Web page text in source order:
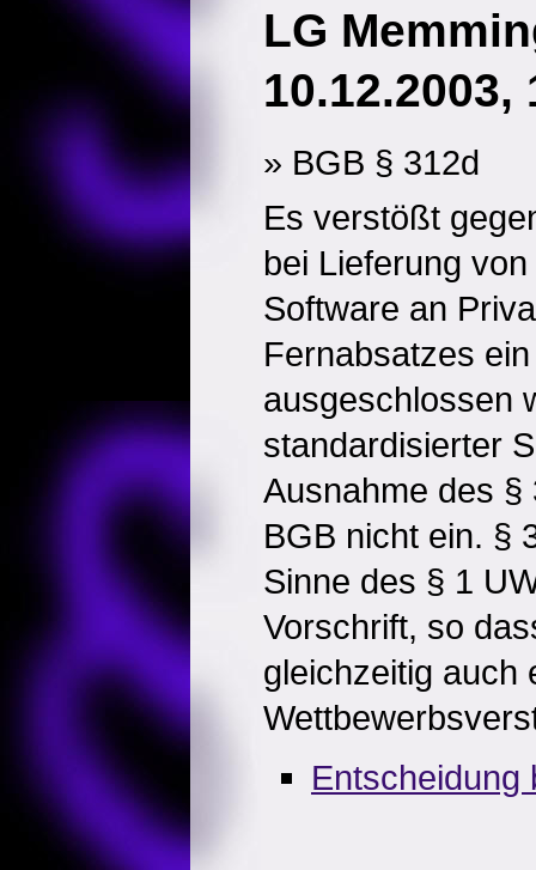
LG
10.12.2003,
» BGB § 312d
Es verstößt
bei Lieferung
Software an
Fernabsatzes
ausgeschlossen
standardisierter
Ausnahme des §
BGB nicht ein. §
Sinne des § 1
Vorschrift, so
gleichzeitig auch
Entscheidung